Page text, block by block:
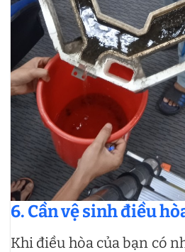
6. Cần vệ sinh điều
Khi điều hòa của bạn có